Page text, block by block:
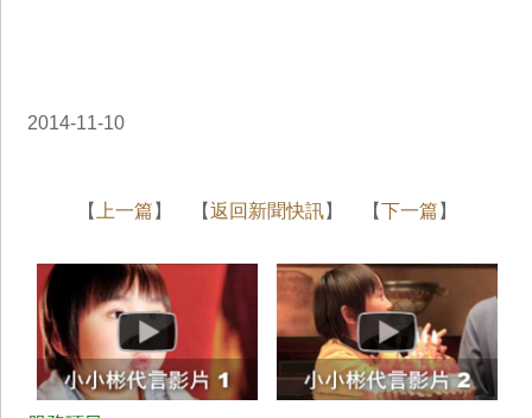
2014-11-10
【 上一篇 】 【返回新聞快訊】 【下一篇 】